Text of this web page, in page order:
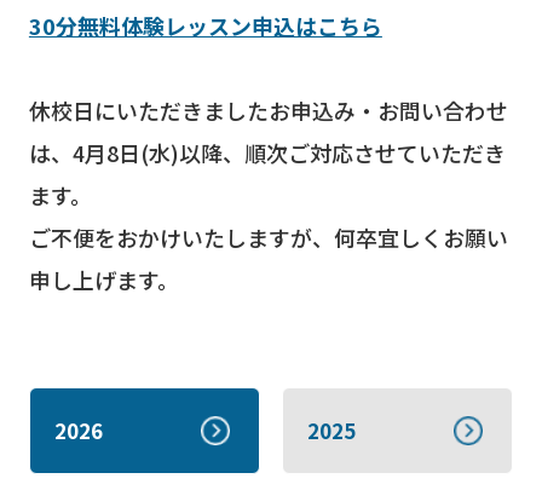
30分無料体験レッスン申込はこちら
休校日にいただきましたお申込み・お問い合わせ
は、4月8日(水)以降、順次ご対応させていただき
ます。
ご不便をおかけいたしますが、何卒宜しくお願い
申し上げます。
2026 2025